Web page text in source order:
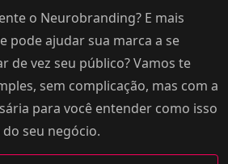
o Neurobranding? E mais
pode ajudar sua marca a se
de vez seu público? Vamos te
sem complicação, mas com a
para você entender como isso
seu negócio.